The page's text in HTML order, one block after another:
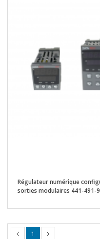
Régulateur numérique
sorties modulaires 441-491-
1